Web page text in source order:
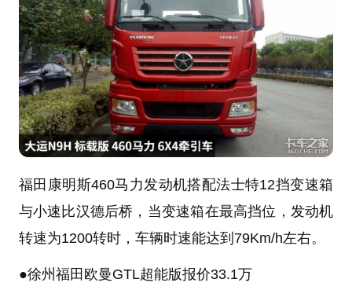
福田康明斯460马力发动机搭配法士特12挡变速箱
与小速比汉德后桥，当变速箱在最高挡位，发动机
转速为1200转时，车辆时速能达到79Km/h左右。
●徐州福田欧曼GTL超能版报价33.1万